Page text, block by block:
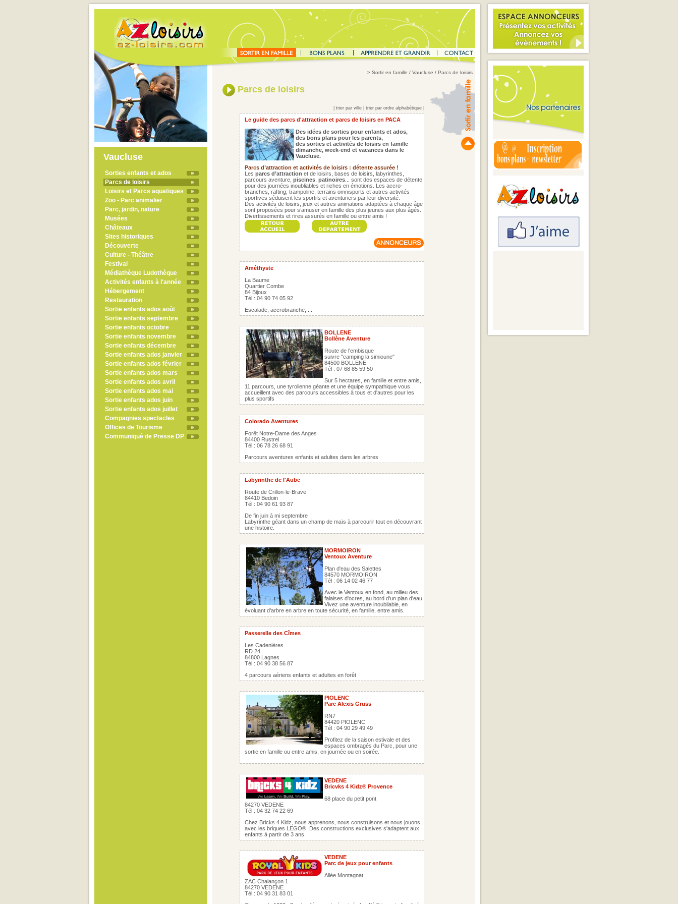
Vaucluse
Sorties enfants et ados
Parcs de loisirs
Loisirs et Parcs aquatiques
Zoo - Parc animalier
Parc, jardin, nature
Musées
Châteaux
Sites historiques
Découverte
Culture - Théâtre
Festival
Médiathèque Ludothèque
Activités enfants à l'année
Hébergement
Restauration
Sortie enfants ados août
Sortie enfants septembre
Sortie enfants octobre
Sortie enfants novembre
Sortie enfants décembre
Sortie enfants ados janvier
Sortie enfants ados février
Sortie enfants ados mars
Sortie enfants ados avril
Sortie enfants ados mai
Sortie enfants ados juin
Sortie enfants ados juillet
Compagnies spectacles
Offices de Tourisme
Communiqué de Presse DP
> Sortir en famille / Vaucluse / Parcs de loisirs
Parcs de loisirs
trier par ville trier par ordre alphabétique
Le guide des parcs d'attraction et parcs de loisirs en PACA
Des idées de sorties pour enfants et ados,
des bons plans pour les parents,
des sorties et activités de loisirs en famille
dimanche, week-end et vacances dans le
Vaucluse.
Parcs d’attraction et activités de loisirs : détente assurée !
Les parcs d’attraction et de loisirs, bases de loisirs, labyrinthes,
parcours aventure, piscines patinoires ... sont des espaces de détente
pour des journées inoubliables et riches en émotions. Les accro-
branches, rafting, trampoline, terrains omnisports et autres activités
sportives séduisent les sportifs et aventuriers par leur diversité.
Des activités de loisirs, jeux et autres animations adaptées à chaque âge
sont proposées pour s’amuser en famille des plus jeunes aux plus âgés.
Divertissements et rires assurés en famille ou entre amis !
Améthyste
La Baume
Quartier Combe
84 Bijoux
Tél : 04 90 74 05 92
Escalade, accrobranche, ...
BOLLENE
Bollène Aventure
Route de l'embisque
suivre "camping la simioune"
84500 BOLLENE
Tél : 07 68 85 59 50
Sur 5 hectares, en famille et entre amis,
11 parcours, une tyrolienne géante et une équipe sympathique vous
accueillent avec des parcours accessibles à tous et d'autres pour les
plus sportifs
Colorado Aventures
Forêt Notre-Dame des Anges
84400 Rustrel
Tél : 06 78 26 68 91
Parcours aventures enfants et adultes dans les arbres
Labyrinthe de l'Aube
Route de Crillon-le-Brave
84410 Bedoin
Tél : 04 90 61 93 87
De fin juin à mi septembre
Labyrinthe géant dans un champ de maïs à parcourir tout en découvrant
une histoire.
MORMOIRON
Ventoux Aventure
Plan d'eau des Salettes
84570 MORMOIRON
Tél : 06 14 02 46 77
Avec le Ventoux en fond, au milieu des
falaises d'ocres, au bord d'un plan d'eau.
Vivez une aventure inoubliable, en
évoluant d'arbre en arbre en toute sécurité, en famille, entre amis.
Passerelle des Cîmes
Les Cadenières
RD 24
84800 Lagnes
Tél : 04 90 38 56 87
4 parcours aériens enfants et adultes en forêt
PIOLENC
Parc Alexis Gruss
RN7
84420 PIOLENC
Tél : 04 90 29 49 49
Profitez de la saison estivale et des
espaces ombragés du Parc, pour une
sortie en famille ou entre amis, en journée ou en soirée.
VEDENE
Bricvks 4 Kidz®️ Provence
68 place du petit pont
84270 VEDENE
Tél : 04 32 74 22 69
Chez Bricks 4 Kidz, nous apprenons, nous construisons et nous jouons
avec les briques LEGO®️. Des constructions exclusives s'adaptent aux
enfants à partir de 3 ans.
VEDENE
Parc de jeux pour enfants
Allée Montagnat
ZAC Chalançon 1
84270 VEDENE
Tél : 04 90 31 83 01